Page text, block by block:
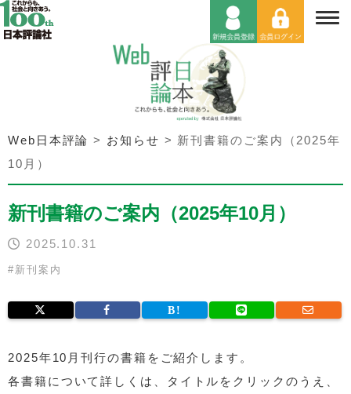
Web日本評論 > お知らせ > 新刊書籍のご案内（2025年
10月）
新刊書籍のご案内（2025年10月）
2025.10.31
# 新刊案内
2025年10月刊行の書籍をご紹介します。
各書籍について詳しくは、タイトルをクリックのうえ、